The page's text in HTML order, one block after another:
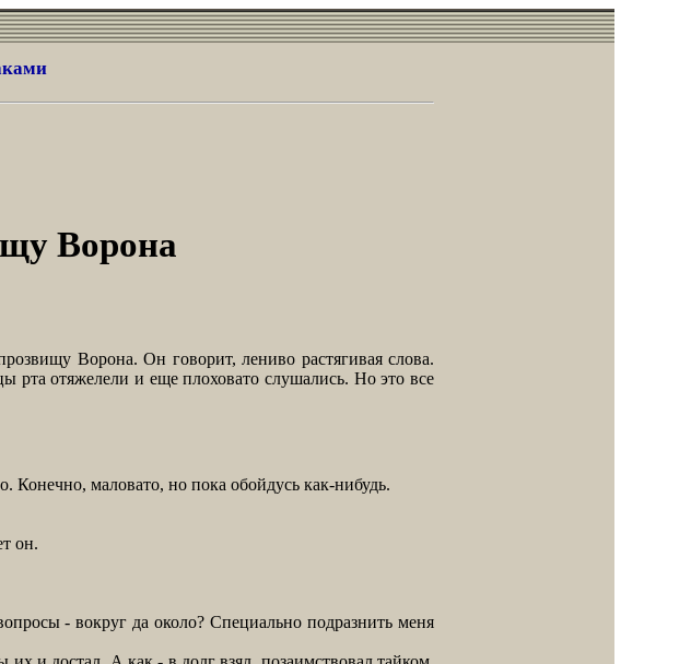
Ворона
Ворона. Он говорит, лениво растягивая слова.
рта отяжелели и еще плоховато слушались. Но это все
Конечно, маловато, но пока обойдусь как-нибудь.
он.
- вокруг да около? Специально подразнить меня